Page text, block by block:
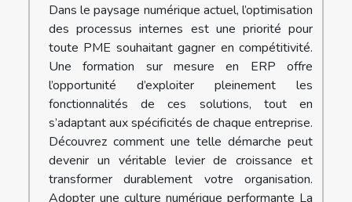
Dans le paysage numérique actuel, l’optimisation
des processus internes est une priorité pour
toute PME souhaitant gagner en compétitivité.
Une formation sur mesure en ERP offre
l’opportunité d’exploiter pleinement les
fonctionnalités de ces solutions, tout en
s’adaptant aux spécificités de chaque entreprise.
Découvrez comment une telle démarche peut
devenir un véritable levier de croissance et
transformer durablement votre organisation.
Adopter une culture numérique performante La